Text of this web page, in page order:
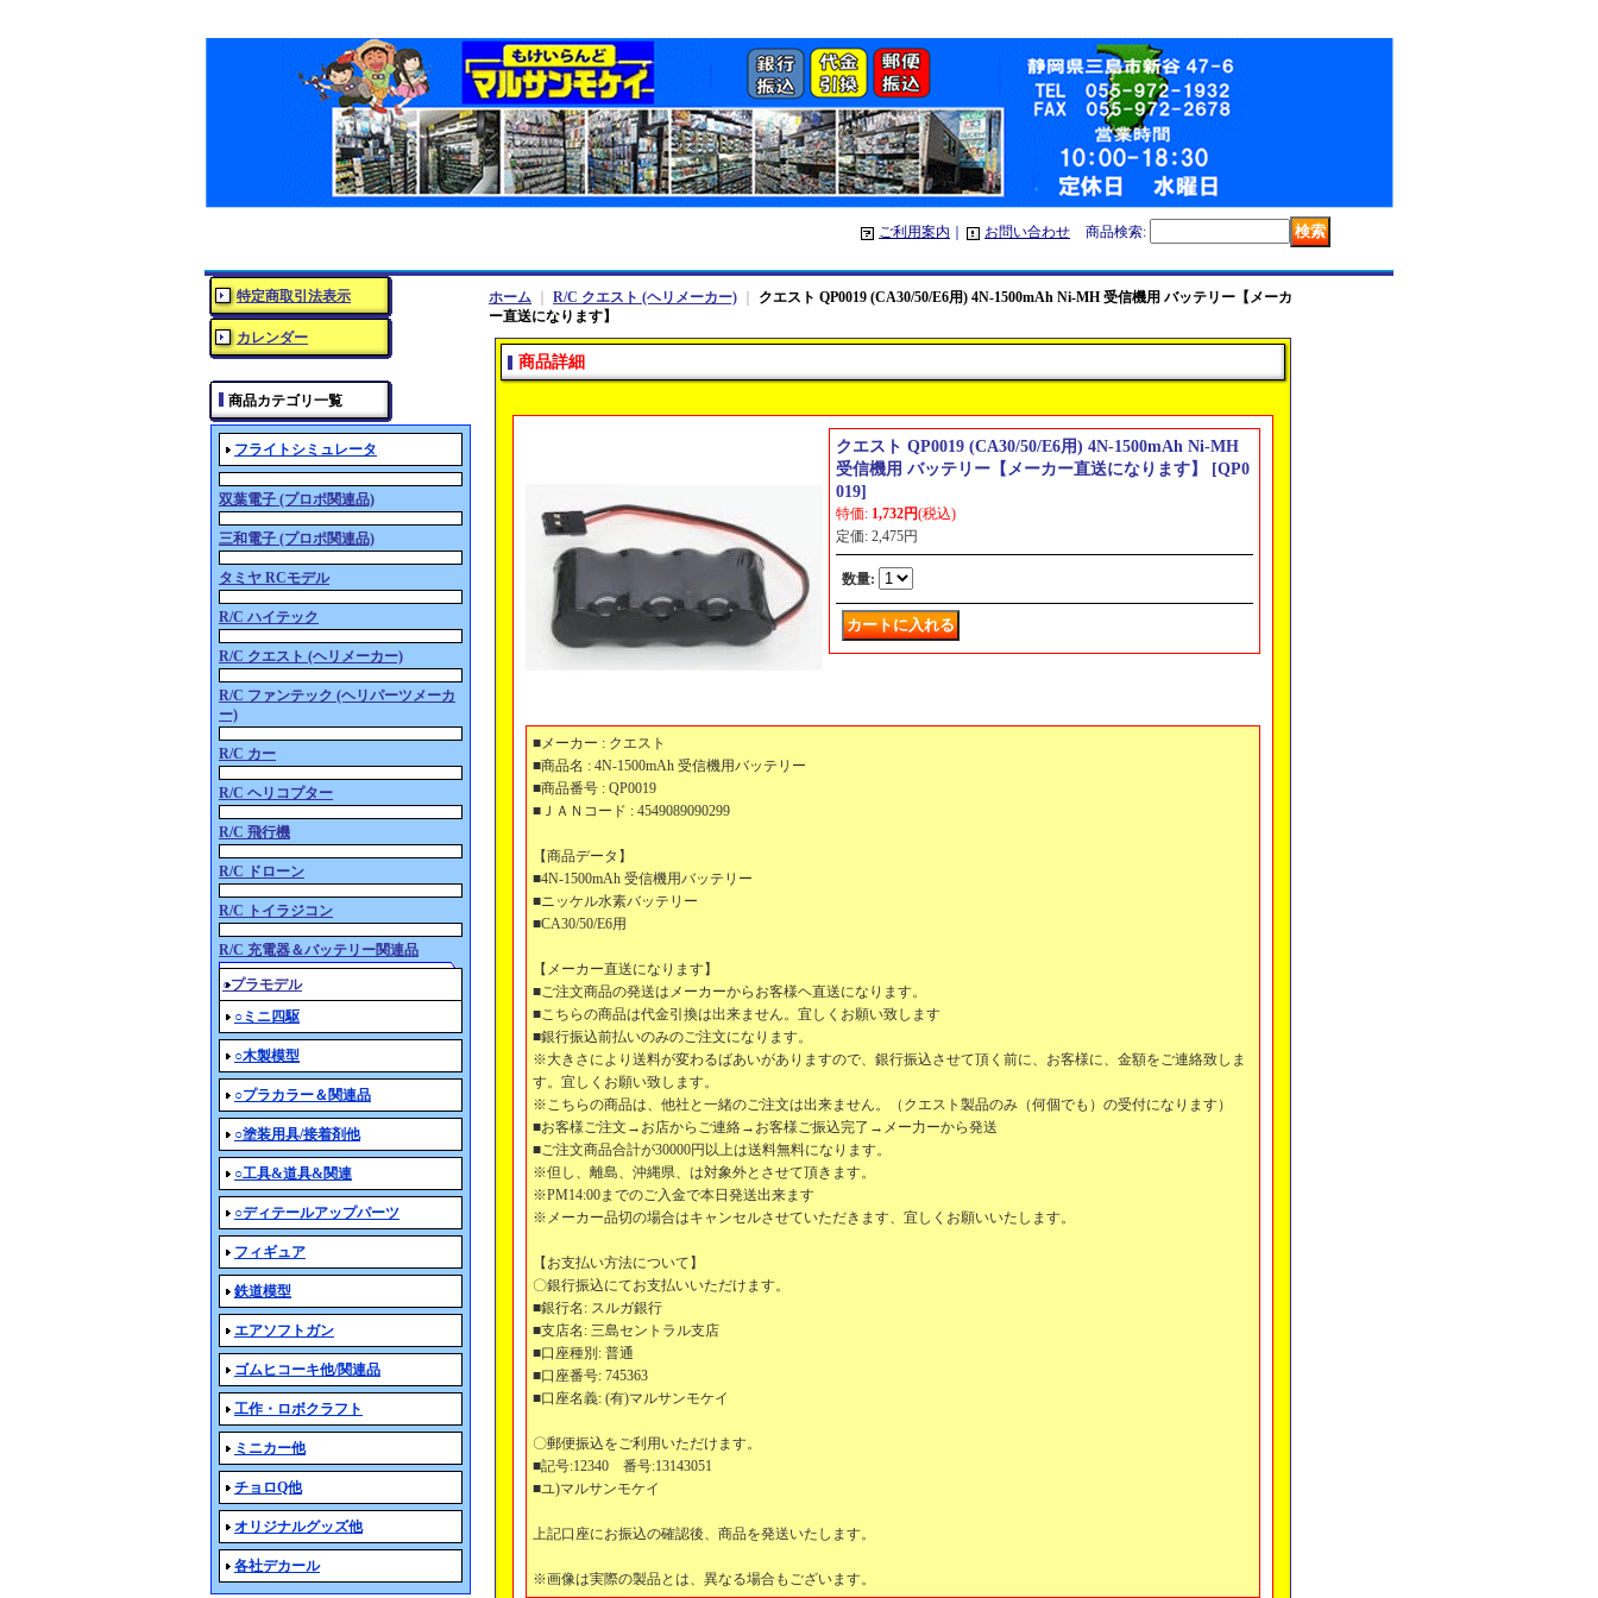
ご利用案内 お問い合わせ 商品検索:
特定商取引法表示
カレンダー
商品カテゴリ一覧
フライトシミュレータ
双葉電子 (プロポ関連品)
三和電子 (プロポ関連品)
タミヤ RCモデル
R/C ハイテック
R/C クエスト (ヘリメーカー)
R/C ファンテック (ヘリパーツメーカ
ー)
R/C カー
R/C ヘリコプター
R/C 飛行機
R/C ドローン
R/C トイラジコン
R/C 充電器＆バッテリー関連品
○プラモデル
○ミニ四駆
○木製模型
○プラカラー＆関連品
○塗装用具/接着剤他
○工具&道具&関連
○ディテールアップパーツ
フィギュア
鉄道模型
エアソフトガン
ゴムヒコーキ他/関連品
工作・ロボクラフト
ミニカー他
チョロQ他
オリジナルグッズ他
各社デカール
ホーム R/C クエスト (ヘリメーカー)
クエスト QP0019 (CA30/50/E6用) 4N-1500mAh Ni-MH 受信機用 バッテリー【メーカ
ー直送になります】
商品詳細
クエスト QP0019 (CA30/50/E6用) 4N-1500mAh Ni-MH
受信機用 バッテリー【メーカー直送になります】
[QP0
019]
特価: 1,732円(税込)
定価: 2,475円
数量:
■メーカー : クエスト
■商品名 : 4N-1500mAh 受信機用バッテリー
■商品番号 : QP0019
■ＪＡＮコード : 4549089090299
【商品データ】
■4N-1500mAh 受信機用バッテリー
■ニッケル水素バッテリー
■CA30/50/E6用
【メーカー直送になります】
■ご注文商品の発送はメーカーからお客様ヘ直送になります。
■こちらの商品は代金引換は出来ません。宜しくお願い致します
■銀行振込前払いのみのご注文になります。
※大きさにより送料が変わるばあいがありますので、銀行振込させて頂く前に、お客様に、金額をご連絡致しま
す。宜しくお願い致します。
※こちらの商品は、他社と一緒のご注文は出来ません。（クエスト製品のみ（何個でも）の受付になります）
■お客様ご注文→お店からご連絡→お客様ご振込完了→メー力ーから発送
■ご注文商品合計が30000円以上は送料無料になります。
※但し、離島、沖縄県、は対象外とさせて頂きます。
※PM14:00までのご入金で本日発送出来ます
※メーカー品切の場合はキャンセルさせていただきます、宜しくお願いいたします。
【お支払い方法について】
〇銀行振込にてお支払いいただけます。
■銀行名: スルガ銀行
■支店名: 三島セントラル支店
■口座種別: 普通
■口座番号: 745363
■口座名義: (有)マルサンモケイ
〇郵便振込をご利用いただけます。
■記号:12340 番号:13143051
■ユ)マルサンモケイ
上記口座にお振込の確認後、商品を発送いたします。
※画像は実際の製品とは、異なる場合もございます。